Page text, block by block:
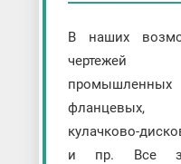
В наших
чертежей
фланцевых,
кулачково-
и пр. Все